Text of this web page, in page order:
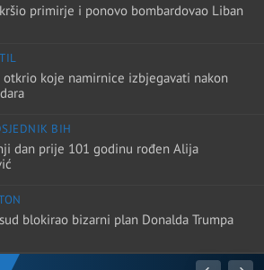
primirje i ponovo bombardovao Liban
otkrio koje namirnice izbjegavati nakon
BIH
dan prije 101 godinu rođen Alija
blokirao bizarni plan Donalda Trumpa